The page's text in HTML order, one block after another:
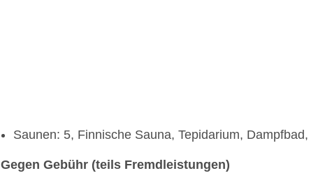
Saunen: 5, Finnische Sauna, Tepidarium,
Gegen Gebühr (teils Fremdleistungen)